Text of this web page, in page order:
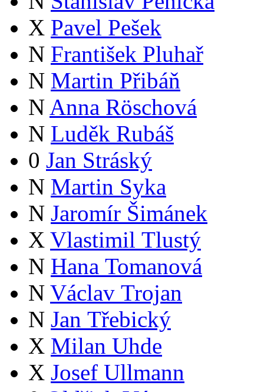
X Pavel Pešek
N František Pluhař
N Martin Přibáň
N Anna Röschová
N Luděk Rubáš
0 Jan Stráský
N Martin Syka
N Jaromír Šimánek
X Vlastimil Tlustý
N Hana Tomanová
N Václav Trojan
N Jan Třebický
X Milan Uhde
X Josef Ullmann